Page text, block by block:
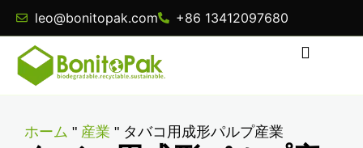
leo@bonitopak.com +86 13412097680
ホーム " 産業 " タバコ用成形パルプ産業